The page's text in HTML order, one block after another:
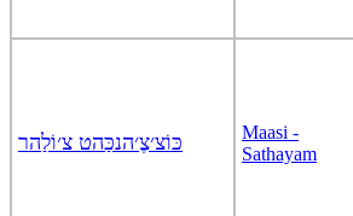
כּוֹצ׳צֶ׳הנכַּהט צ׳וֹלַהר
Maasi -
Sathayam